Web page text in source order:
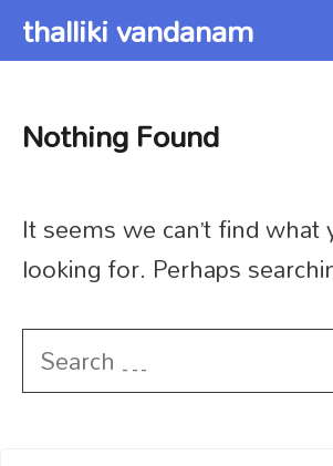
Skip
tothalliki vandanam
Nothing Found
It seems we can’t find what
looking for. Perhaps
Search
for: